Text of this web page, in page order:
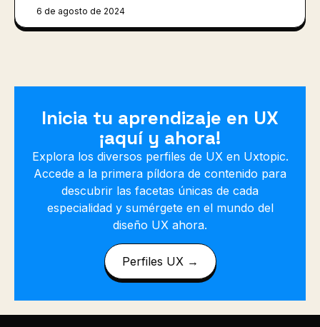
6 de agosto de 2024
Inicia tu aprendizaje en UX
¡aquí y ahora!
Explora los diversos perfiles de UX en Uxtopic.
Accede a la primera píldora de contenido para
descubrir las facetas únicas de cada
especialidad y sumérgete en el mundo del
diseño UX ahora.
Perfiles UX →